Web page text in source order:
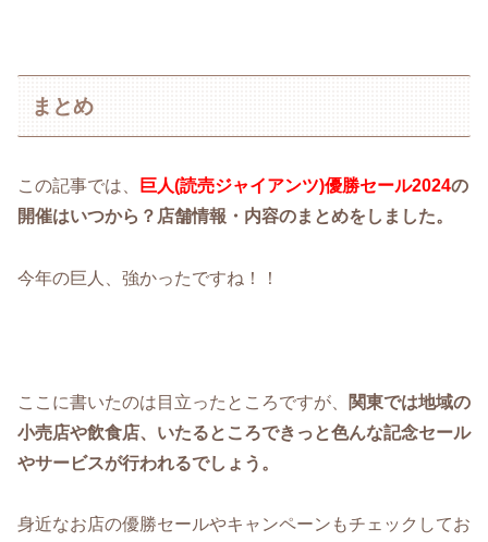
まとめ
この記事では、 巨人(読売ジャイアンツ)優勝セール2024の
開催はいつから？店舗情報・内容のまとめをしました。
今年の巨人、強かったですね！！
ここに書いたのは目立ったところですが、 関東では地域の
小売店や飲食店、いたるところできっと色んな記念セール
やサービスが行われるでしょう。
身近なお店の優勝セールやキャンペーンもチェックしてお